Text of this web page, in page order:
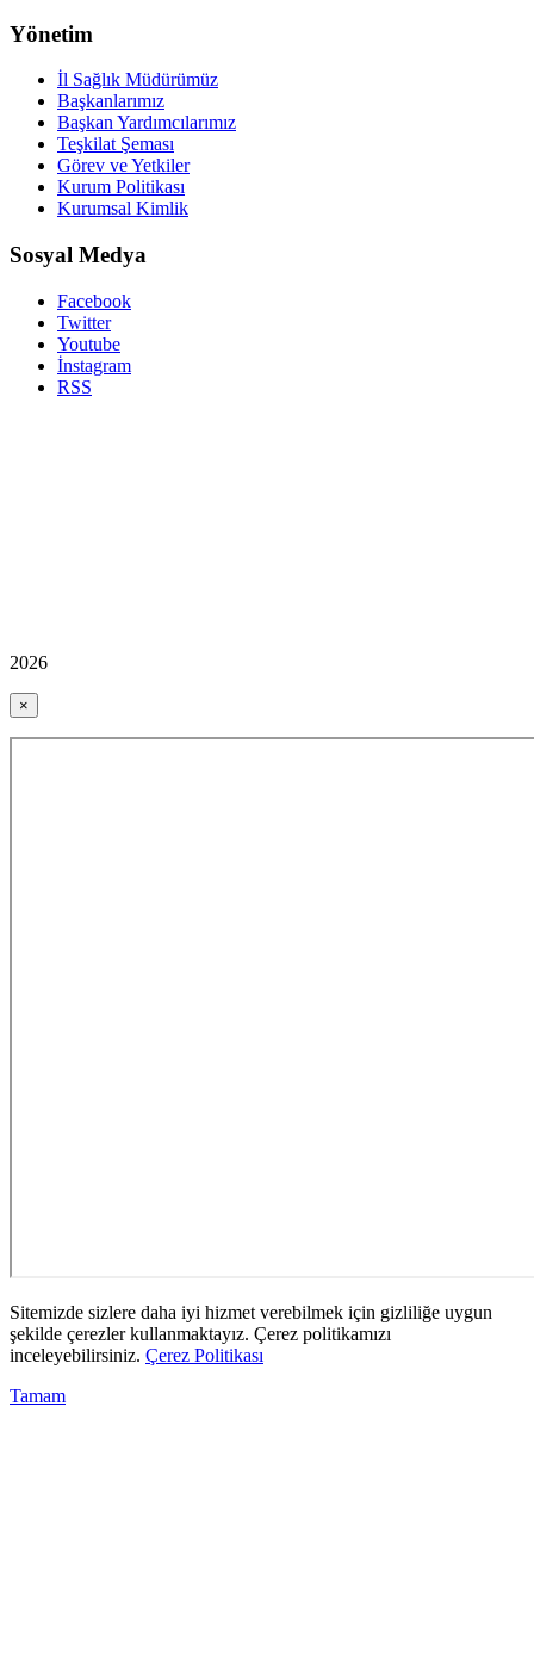
Yönetim
İl Sağlık Müdürümüz
Başkanlarımız
Başkan Yardımcılarımız
Teşkilat Şeması
Görev ve Yetkiler
Kurum Politikası
Kurumsal Kimlik
Sosyal Medya
Facebook
Twitter
Youtube
İnstagram
RSS
2026
×
Sitemizde sizlere daha iyi hizmet verebilmek için gizliliğe uygun
şekilde çerezler kullanmaktayız. Çerez politikamızı
inceleyebilirsiniz. Çerez Politikası
Tamam